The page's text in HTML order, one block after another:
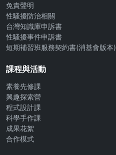
免責聲明
性騷擾防治相關
台灣知識庫申訴書
性騷擾事件申訴書
短期補習班服務契約書(消基會版本)
課程與活動
素養先修課
興趣探索營
程式設計課
科學手作課
成果花絮
合作模式